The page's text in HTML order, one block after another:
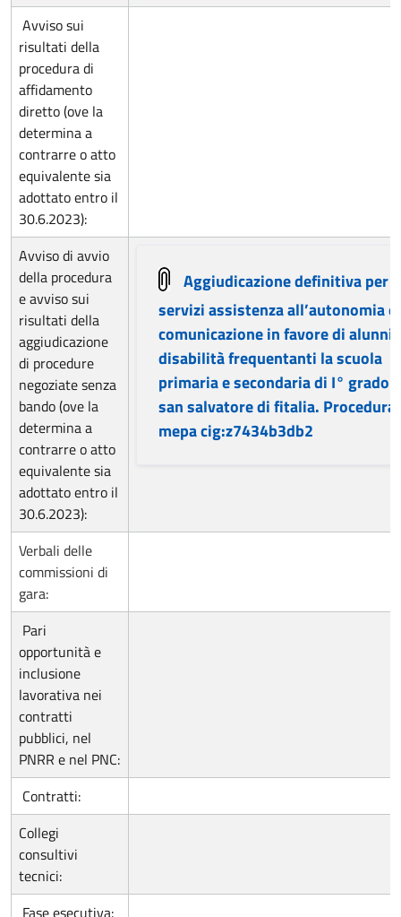
Avviso sui
risultati della
procedura di
affidamento
diretto (ove la
determina a
contrarre o atto
equivalente sia
adottato entro il
30.6.2023):
Avviso di avvio
della procedura
e avviso sui
risultati della
aggiudicazione
di procedure
negoziate senza
bando (ove la
determina a
contrarre o atto
equivalente sia
adottato entro il
30.6.2023):
Aggiudicazione definitiva per
servizi assistenza all’autonomia
comunicazione in favore di alunni
disabilità frequentanti la scuola
primaria e secondaria di I° grado
san salvatore di fitalia. Procedura
mepa cig:z7434b3db2
Verbali delle
commissioni di
gara:
Pari
opportunità e
inclusione
lavorativa nei
contratti
pubblici, nel
PNRR e nel PNC:
Contratti:
Collegi
consultivi
tecnici:
Fase esecutiva: